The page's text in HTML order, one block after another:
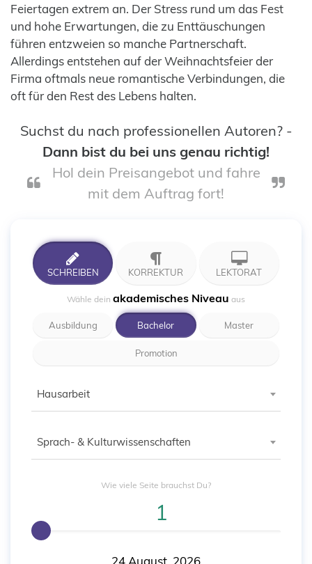
Feiertagen extrem an. Der Stress rund um das Fest
und hohe Erwartungen, die zu Enttäuschungen
führen entzweien so manche Partnerschaft.
Allerdings entstehen auf der Weihnachtsfeier der
Firma oftmals neue romantische Verbindungen, die
oft für den Rest des Lebens halten.
Suchst du nach professionellen Autoren? -
Dann bist du bei uns genau richtig!
Hol dein Preisangebot und fahre
mit dem Auftrag fort!
SCHREIBEN KORREKTUR LEKTORAT
Wähle dein akademisches Niveau aus
Ausbildung Bachelor Master
Promotion
Hausarbeit
Sprach- & Kulturwissenschaften
Wie viele Seite brauchst Du?